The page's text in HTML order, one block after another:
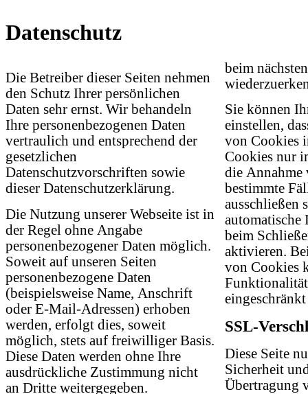
Datenschutz
Die Betreiber dieser Seiten nehmen
den Schutz Ihrer persönlichen
Daten sehr ernst. Wir behandeln
Ihre personenbezogenen Daten
vertraulich und entsprechend der
gesetzlichen
Datenschutzvorschriften sowie
dieser Datenschutzerklärung.
Die Nutzung unserer Webseite ist in
der Regel ohne Angabe
personenbezogener Daten möglich.
Soweit auf unseren Seiten
personenbezogene Daten
(beispielsweise Name, Anschrift
oder E-Mail-Adressen) erhoben
werden, erfolgt dies, soweit
möglich, stets auf freiwilliger Basis.
Diese Daten werden ohne Ihre
ausdrückliche Zustimmung nicht
an Dritte weitergegeben.
beim
Sie können
einstellen,
von Cookies
Cookies nur
die
bestimmte
ausschließen
automatische
beim
aktivieren.
von Cookies
SSL-
Diese Seite
Sicherheit
Übertragung